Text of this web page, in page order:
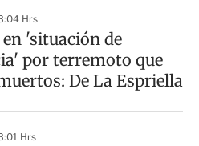
Hrs
'situación de
por terremoto que
De La Espriella
Hrs